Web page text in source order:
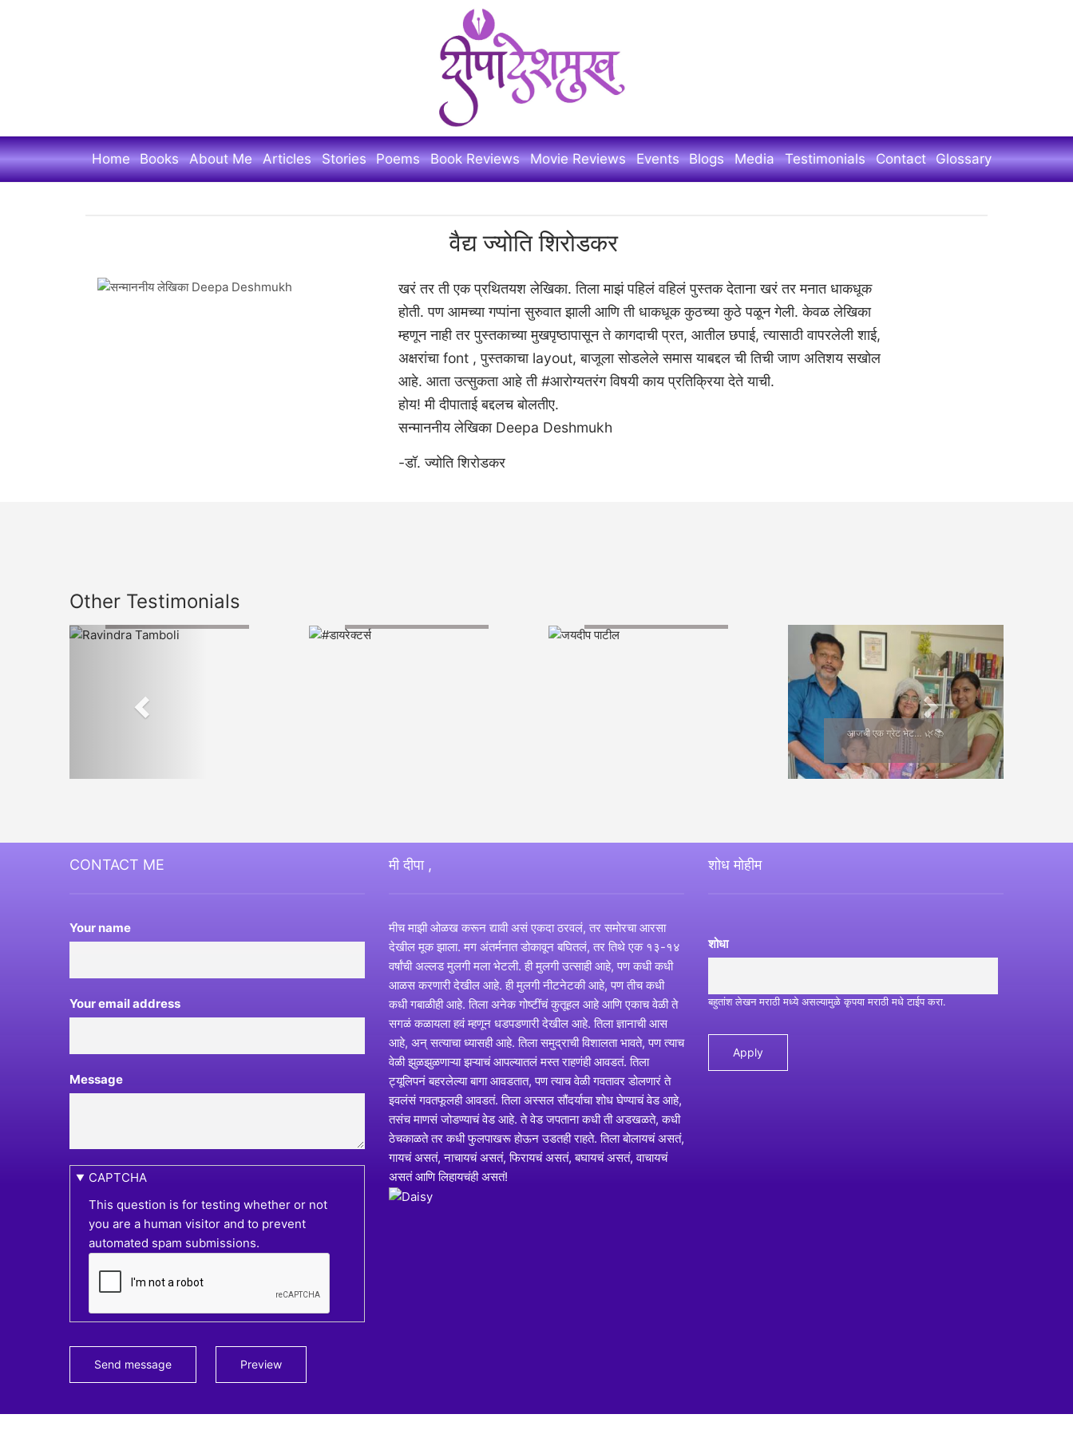
Home Books About Me Articles Stories Poems Book Reviews Movie Reviews Events Blogs Media Testimonials Contact Glossary
वैद्य ज्योति शिरोडकर
खरं तर ती एक प्रथितयश लेखिका. तिला माझं पहिलं वहिलं पुस्तक देताना खरं तर मनात धाकधूक
होती. पण आमच्या गप्पांना सुरुवात झाली आणि ती धाकधूक कुठच्या कुठे पळून गेली. केवळ लेखिका
म्हणून नाही तर पुस्तकाच्या मुखपृष्ठापासून ते कागदाची प्रत, आतील छपाई, त्यासाठी वापरलेली शाई,
अक्षरांचा font , पुस्तकाचा layout, बाजूला सोडलेले समास याबद्दल ची तिची जाण अतिशय सखोल
आहे. आता उत्सुकता आहे ती #आरोग्यतरंग विषयी काय प्रतिक्रिया देते याची.
होय! मी दीपाताई बद्दलच बोलतीए.
सन्माननीय लेखिका Deepa Deshmukh
-डॉ. ज्योति शिरोडकर
Other Testimonials
Ravindra Tamboli
आजची एक ग्रेट भेट… 🌿📚
Previous Next
CONTACT ME
Your name
Your email address
Message
CAPTCHA
This question is for testing whether or not
you are a human visitor and to prevent
automated spam submissions.
मी दीपा ,
मीच माझी ओळख करून द्यावी असं एकदा ठरवलं, तर समोरचा आरसा
देखील मूक झाला. मग अंतर्मनात डोकावून बघितलं, तर तिथे एक १३-१४
वर्षांची अल्लड मुलगी मला भेटली. ही मुलगी उत्साही आहे, पण कधी कधी
आळस करणारी देखील आहे. ही मुलगी नीटनेटकी आहे, पण तीच कधी
कधी गबाळीही आहे. तिला अनेक गोष्टींचं कुतूहल आहे आणि एकाच वेळी ते
सगळं कळायला हवं म्हणून धडपडणारी देखील आहे. तिला ज्ञानाची आस
आहे, अन् सत्याचा ध्यासही आहे. तिला समुद्राची विशालता भावते, पण त्याच
वेळी झुळझुळणाऱ्या झऱ्याचं आपल्यातलं मस्त राहणंही आवडतं. तिला
ट्यूलिपनं बहरलेल्या बागा आवडतात, पण त्याच वेळी गवतावर डोलणारं ते
इवलंसं गवतफूलही आवडतं. तिला अस्सल सौंदर्याचा शोध घेण्याचं वेड आहे,
तसंच माणसं जोडण्याचं वेड आहे. ते वेड जपताना कधी ती अडखळते, कधी
ठेचकाळते तर कधी फुलपाखरू होऊन उडतही राहते. तिला बोलायचं असतं,
गायचं असतं, नाचायचं असतं, फिरायचं असतं, बघायचं असतं, वाचायचं
असतं आणि लिहायचंही असतं!
शोध मोहीम
शोधा
बहुतांश लेखन मराठी मध्ये असल्यामुळे कृपया मराठी मधे टाईप करा.